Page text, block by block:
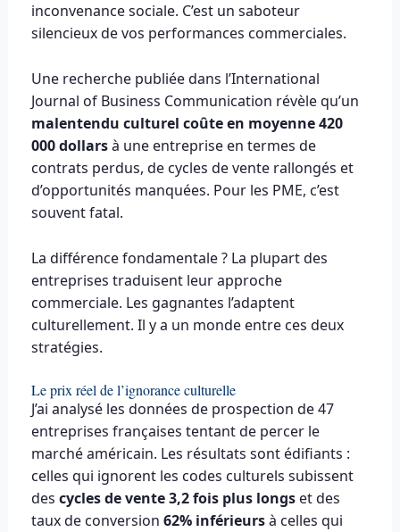
inconvenance sociale. C’est un saboteur
silencieux de vos performances commerciales.
Une recherche publiée dans l’International
Journal of Business Communication révèle qu’un
malentendu culturel coûte en moyenne 420
000 dollarsà une entreprise en termes de
contrats perdus, de cycles de vente rallongés et
d’opportunités manquées. Pour les PME, c’est
souvent fatal.
La différence fondamentale ? La plupart des
entreprises traduisent leur approche
commerciale. Les gagnantes l’adaptent
culturellement. Il y a un monde entre ces deux
stratégies.
Le prix réel de l’ignorance culturelle
J’ai analysé les données de prospection de 47
entreprises françaises tentant de percer le
marché américain. Les résultats sont édifiants :
celles qui ignorent les codes culturels subissent
des cycles de vente 3,2 fois plus longset des
taux de conversion 62% inférieursà celles qui